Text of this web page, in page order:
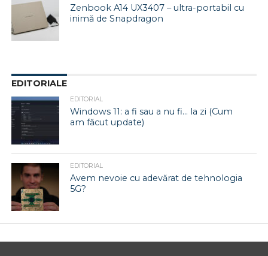
Zenbook A14 UX3407 – ultra-portabil cu
inimă de Snapdragon
EDITORIALE
EDITORIAL
Windows 11: a fi sau a nu fi… la zi (Cum
am făcut update)
EDITORIAL
Avem nevoie cu adevărat de tehnologia
5G?